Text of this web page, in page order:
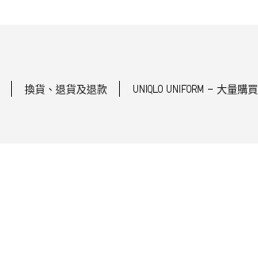
換貨、退貨及退款 UNIQLO UNIFORM - 大量購買